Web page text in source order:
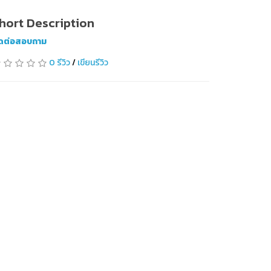
Description
ต่อสอบถาม
0 รีวิว/เขียนรีวิว